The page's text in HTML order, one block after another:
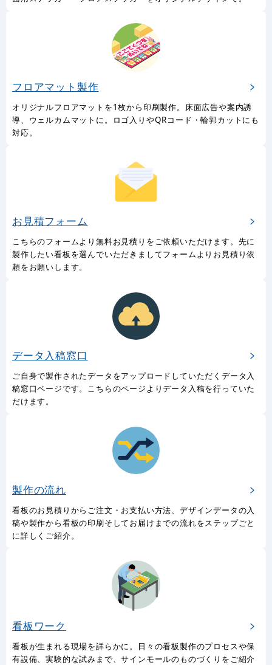
フロアマット製作
オリジナルフロアマットを1枚から印刷製作。床面広告や案内誘
導、ウェルカムマットに。ロゴ入りやQRコード・輪郭カットにも
対応。
お見積フォーム
こちらのフォームより無料お見積りをご依頼いただけます。先に
製作したい看板を選んでいただきましてフォームよりお見積り依
頼をお願いします。
データ入稿窓口
ご自身で製作されたデータをアップロードしていただくデータ入
稿窓口ページです。こちらのページよりデータ入稿を行っていた
だけます。
製作の流れ
看板のお見積りからご注文・お支払い方法、デザインデータの入
稿や製作から看板の印刷そしてお届けまでの流れをステップごと
に詳しくご紹介。
看板ワーク
看板が生まれる現場を詳らかに。日々の看板製作のプロセスや保
有設備、実験的な試みまで、サインモールのものづくりをご紹介